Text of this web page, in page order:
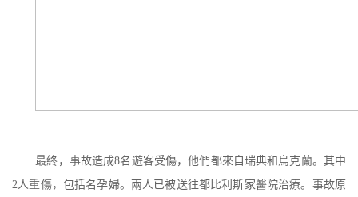
最終，事故造成8名遊客受傷，他們都來自瑞典和烏克蘭。其中
2人重傷，包括名孕婦。兩人已被送往都比利斯家醫院治療。事故原